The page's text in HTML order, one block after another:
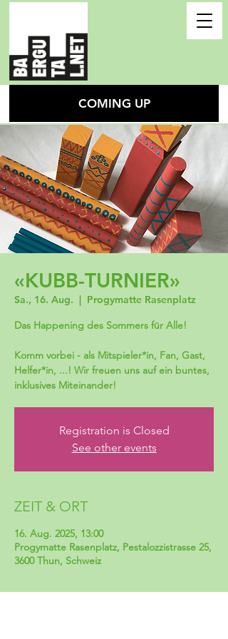
COMING UP
«KUBB-TURNIER»
Sa., 16. Aug.
  |
Progymatte Rasenplatz
Das Happening des Sommers für Alle!
Komm vorbei - als Mitspieler*in, Fan, Gast,
Helfer*in, ...! Wir freuen uns auf ein buntes,
inklusives Miteinander!
Registration is Closed
See other events
ZEIT & ORT
16. Aug. 2025, 13:00
Progymatte Rasenplatz, Pestalozzistrasse 25,
3600 Thun, Schweiz